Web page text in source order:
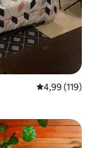
4,99 de uma
4,99 (119)